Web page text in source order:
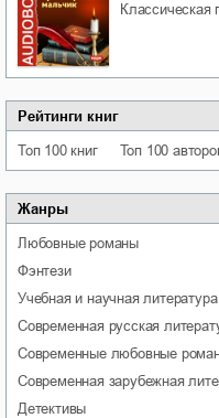
классическая
Рейтинги книг
Топ 100 книг Топ 100
Жанры
любовные романы
фэнтези
учебная и научная литература
современная русская
современные любовные
современная зарубежная
детективы